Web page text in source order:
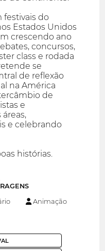
festivais do
Estados Unidos
crescendo ano
concursos,
class e rodada
se
de reflexão
na América
de
e
e celebrando
histórias.
Animação